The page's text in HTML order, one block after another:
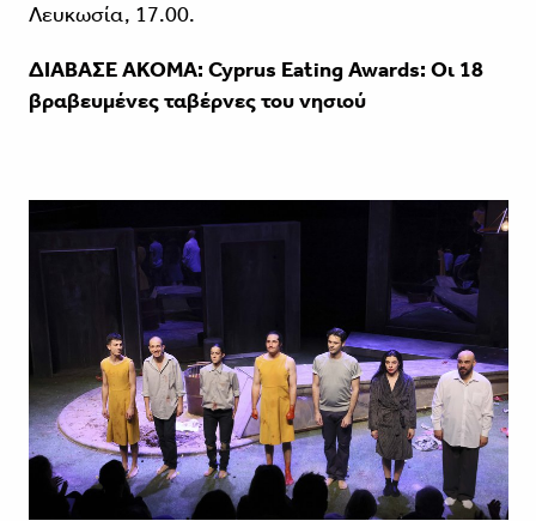
Λευκωσία, 17.00.
ΔΙΑΒΑΣΕ ΑΚΟΜΑ: Cyprus Eating Awards: Οι 18
βραβευμένες ταβέρνες του νησιού